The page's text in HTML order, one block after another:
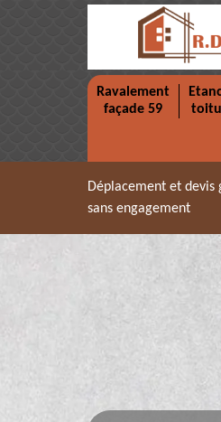
Ravalement
façade 59
Déplacement et devis
sans engagement